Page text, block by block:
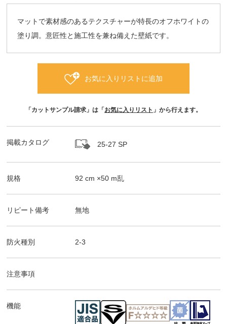
マットで素材感のあるテクスチャーが特長のオフホワイトの
塗り調。意匠性と施工性を兼ね備えた壁紙です。
お気に入りリストに追加
「カットサンプル請求」は「 お気に入りリスト 」から行えます。
掲載カタログ 25-27 SP
規格 92 cm ×50 m乱
リピート備考 無地
防火種別 2-3
注意事項
機能